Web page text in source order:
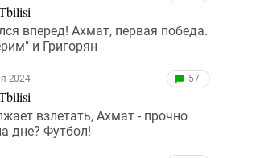
вперед! Ахмат, первая победа.
и Григорян
2024 57
взлетать, Ахмат - прочно
дне? Футбол!